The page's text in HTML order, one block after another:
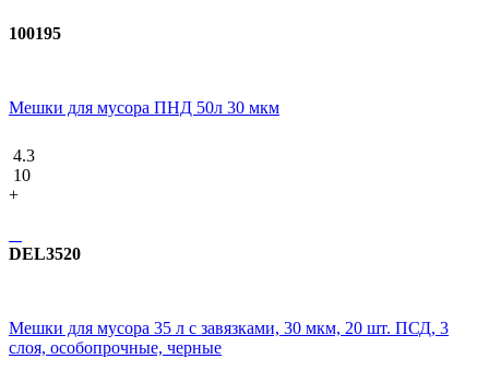
100195
Мешки для мусора ПНД 50л 30 мкм
4.3
10
+
DEL3520
Мешки для мусора 35 л с завязками, 30 мкм, 20 шт. ПСД, 3
слоя, особопрочные, черные